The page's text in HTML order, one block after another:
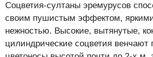
Соцветия-султаны эремурусов
своим пушистым эффектом,
нежностью. Высокие, вытянутые,
цилиндрические соцветия венчают